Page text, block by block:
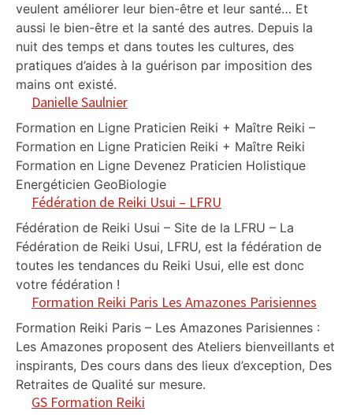
veulent améliorer leur bien-être et leur santé… Et
aussi le bien-être et la santé des autres. Depuis la
nuit des temps et dans toutes les cultures, des
pratiques d’aides à la guérison par imposition des
mains ont existé.
Danielle Saulnier
Formation en Ligne Praticien Reiki + Maître Reiki –
Formation en Ligne Praticien Reiki + Maître Reiki
Formation en Ligne Devenez Praticien Holistique
Energéticien GeoBiologie
Fédération de Reiki Usui – LFRU
Fédération de Reiki Usui – Site de la LFRU – La
Fédération de Reiki Usui, LFRU, est la fédération de
toutes les tendances du Reiki Usui, elle est donc
votre fédération !
Formation Reiki Paris Les Amazones Parisiennes
Formation Reiki Paris – Les Amazones Parisiennes :
Les Amazones proposent des Ateliers bienveillants et
inspirants, Des cours dans des lieux d’exception, Des
Retraites de Qualité sur mesure.
GS Formation Reiki